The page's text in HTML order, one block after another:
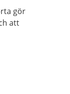
gör
att